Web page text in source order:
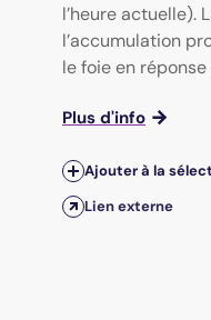
l’heure actuelle).
l’accumulation
le foie en réponse
Plus d'info
Ajouter à la
Lien externe